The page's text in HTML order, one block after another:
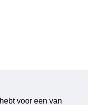
voor een van